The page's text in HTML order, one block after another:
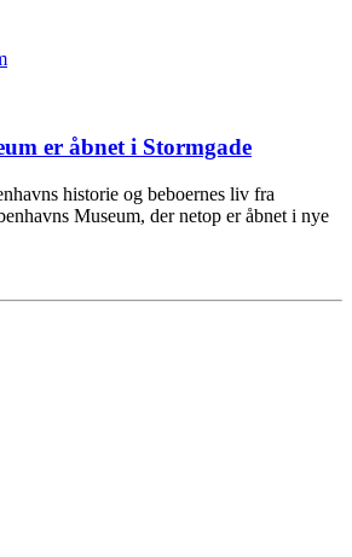
er åbnet i Stormgade
historie og beboernes liv fra
Museum, der netop er åbnet i nye